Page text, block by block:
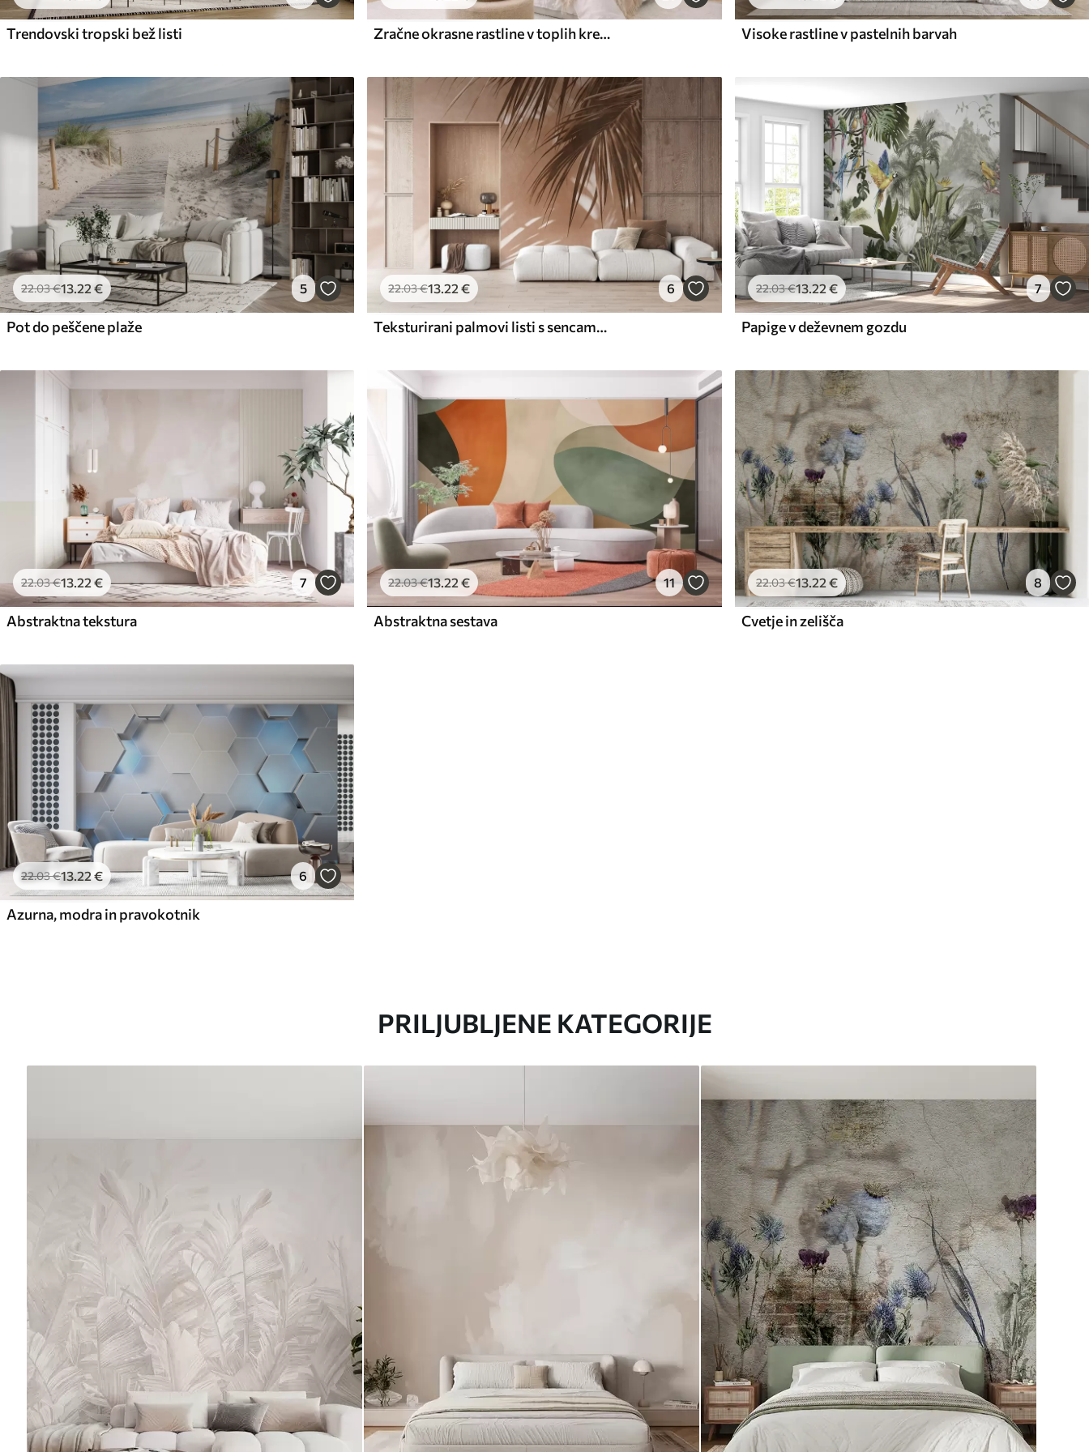
65.0039.00€/m² 81 .6749.00€/m²
Trendovski tropski bež listi Zračne okrasne rastline v toplih kremastih odtenkih Visoke rastline v pastelnih barvah
22.03€13.22€ 5
Pot do peščene plaže
22.03€13.22 € 6
Teksturirani palmovi listi s sencami, tropsko vzdušje, minimalizem
22.03€13.22€ 7
Papige v deževnem gozdu
22.03€13 .22 € 7
Abstraktna tekstura
22.03€13.22 € 11
Abstraktna sestava
22.03€13.22 € 8
Cvetje in zelišča
22.03€13.22€ 6
Azurna, modra in pravokotnik
PRILJUBLJENE KATEGORIJE